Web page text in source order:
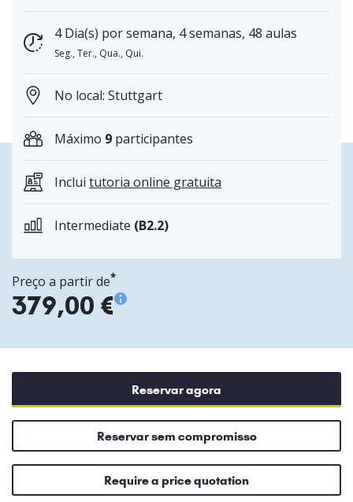
4 Dia(s) por semana, 4 semanas, 48 aulas
Seg., Ter., Qua., Qui.
No local: Stuttgart
Máximo 9 participantes
Inclui tutoria online gratuita
Intermediate (B2.2)
Preço a partir de*
379,00 €
Reservar agora
Reservar sem compromisso
Require a price quotation